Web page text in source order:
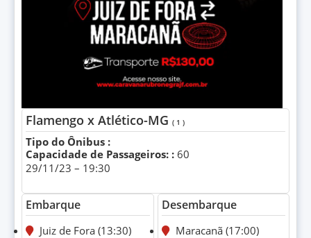
Flamengo x Atlético-MG ( 1 )
Tipo do Ônibus :
Capacidade de Passageiros: : 60
29/11/23 – 19:30
Embarque
Juiz de Fora (13:30)
Desembarque
Maracanã (17:00)